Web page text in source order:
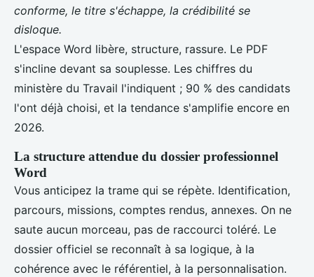
conforme, le titre s'échappe, la crédibilité se
disloque.
L'espace Word libère, structure, rassure. Le PDF
s'incline devant sa souplesse. Les chiffres du
ministère du Travail l'indiquent ; 90 % des candidats
l'ont déjà choisi, et la tendance s'amplifie encore en
2026.
La structure attendue du dossier professionnel
Word
Vous anticipez la trame qui se répète. Identification,
parcours, missions, comptes rendus, annexes. On ne
saute aucun morceau, pas de raccourci toléré. Le
dossier officiel se reconnaît à sa logique, à la
cohérence avec le référentiel, à la personnalisation.